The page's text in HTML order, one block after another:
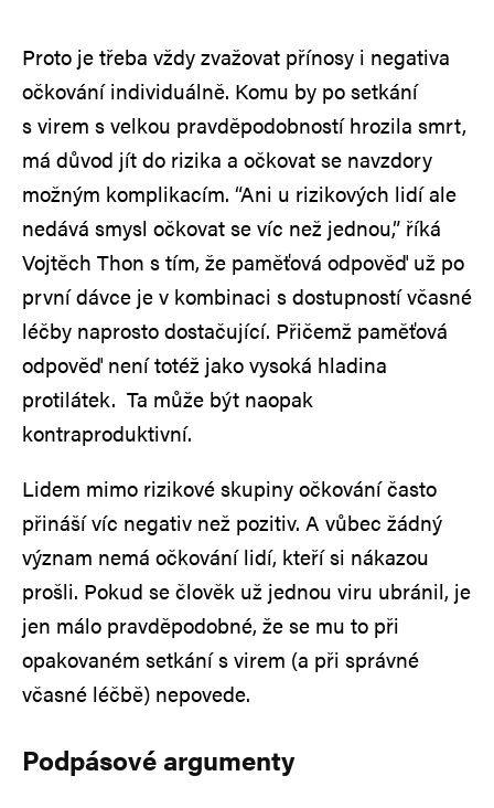
Proto je třeba vždy zvažovat přínosy i negativa
očkování individuálně. Komu by po setkání
s virem s velkou pravděpodobností hrozila smrt,
má důvod jít do rizika a očkovat se navzdory
možným komplikacím. “Ani u rizikových lidí ale
nedává smysl očkovat se víc než jednou,” říká
Vojtěch Thon s tím, že paměťová odpověď už po
první dávce je v kombinaci s dostupností včasné
léčby naprosto dostačující. Přičemž paměťová
odpověď není totéž jako vysoká hladina
protilátek. Ta může být naopak
kontraproduktivní.
Lidem mimo rizikové skupiny očkování často
přináší víc negativ než pozitiv. A vůbec žádný
význam nemá očkování lidí, kteří si nákazou
prošli. Pokud se člověk už jednou viru ubránil, je
jen málo pravděpodobné, že se mu to při
opakovaném setkání s virem (a při správné
včasné léčbě) nepovede.
Podpásové argumenty